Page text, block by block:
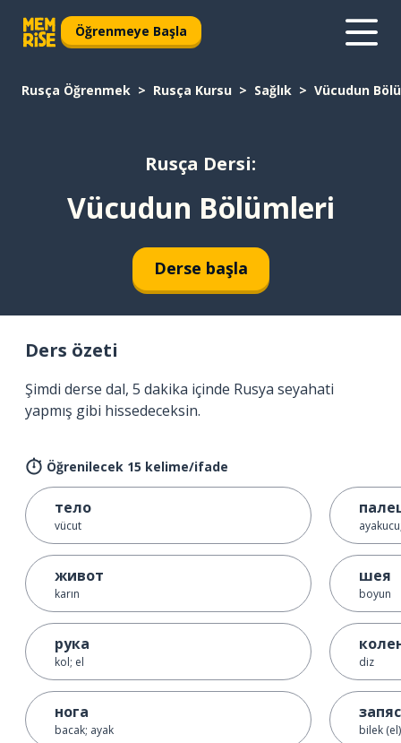
Öğrenmeye Başla
Rusça Öğrenmek Rusça Kursu Sağlık Vücudun
Rusça Dersi:
Vücudun Bölümleri
Derse başla
Ders özeti
Şimdi derse dal, 5 dakika içinde Rusya seyahati
yapmış gibi hissedeceksin.
Öğrenilecek 15 kelime/ifade
тело
vücut
живот
karın
рука
kol; el
нога
bacak; ayak
шея
boyun
diz
bilek (el)